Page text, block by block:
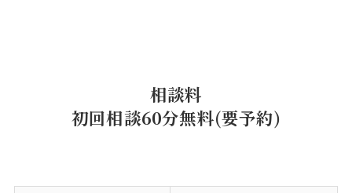
相談料
初回相談60分無料(要予約)